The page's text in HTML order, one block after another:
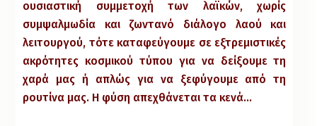
ουσιαστική συμμετοχή των λαϊκών, χωρίς
συμψαλμωδία και ζωντανό διάλογο λαού και
λειτουργού, τότε καταφεύγουμε σε εξτρεμιστικές
ακρότητες κοσμικού τύπου για να δείξουμε τη
χαρά μας ή απλώς για να ξεφύγουμε από τη
ρουτίνα μας. Η φύση απεχθάνεται τα κενά…